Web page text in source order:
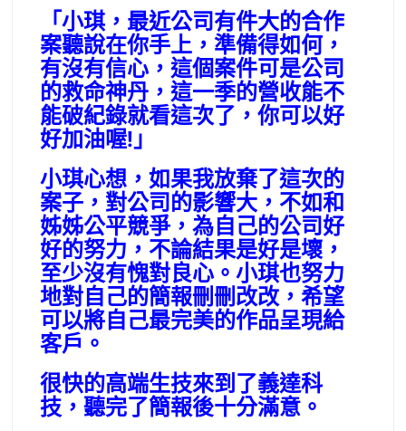
「小琪，最近公司有件大的合作
案聽說在你手上，準備得如何，
有沒有信心，這個案件可是公司
的救命神丹，這一季的營收能不
能破紀錄就看這次了，你可以好
好加油喔!」
小琪心想，如果我放棄了這次的
案子，對公司的影響大，不如和
姊姊公平競爭，為自己的公司好
好的努力，不論結果是好是壞，
至少沒有愧對良心。小琪也努力
地對自己的簡報刪刪改改，希望
可以將自己最完美的作品呈現給
客戶。
很快的高端生技來到了義達科
技，聽完了簡報後十分滿意。